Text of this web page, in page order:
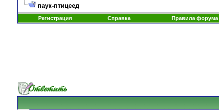
паук-птицеед
Регистрация Справка Правила форума